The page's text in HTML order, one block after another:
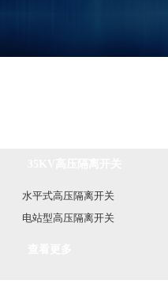
水平式高压隔离开关
电站型高压隔离开关